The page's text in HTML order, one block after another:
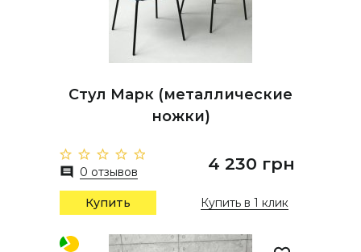
Стул Марк (металлические
ножки)
0 отзывов 4 230 грн
Купить Купить в 1 клик